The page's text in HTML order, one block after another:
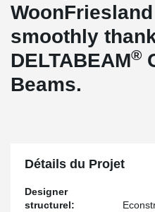
smoothly
DELTABEAM®
Beams.
Détails du Projet
Designer
structurel: